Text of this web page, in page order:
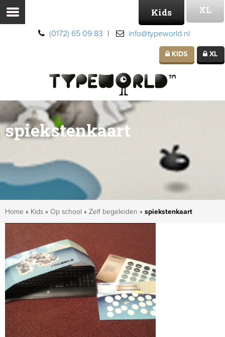
(0172) 65 09 83 | info@typeworld.nl
Kids XL
KIDS XL
spiekstenkaart
Home » Kids » Op school » Zelf begeleiden » spiekstenkaart